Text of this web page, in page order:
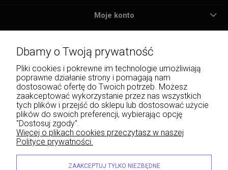
Moje konto
Informacje
O nas
Wojciech Naja - Księgarnia Sądowa, Krakowskie Przedmieście 43, 20-076 Lublin | e-
mail: info@lexliber.pl | tel.: +48 513 959 100
Styl graficzny ShopGadget.eu
Sklep internetowy Shoper.pl
Dbamy o Twoją prywatność
Pliki cookies i pokrewne im technologie umożliwiają
poprawne działanie strony i pomagają nam
dostosować ofertę do Twoich potrzeb. Możesz
zaakceptować wykorzystanie przez nas wszystkich
tych plików i przejść do sklepu lub dostosować użycie
plików do swoich preferencji, wybierając opcję
"Dostosuj zgody".
Więcej o plikach cookies przeczytasz w naszej
Polityce prywatności.
ZAAKCEPTUJ TYLKO NIEZBĘDNE